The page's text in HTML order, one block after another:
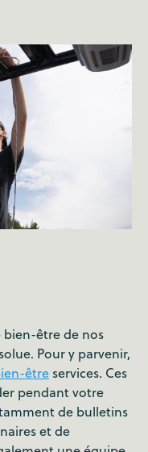
bien-être de nos
Pour y parvenir,
être services. Ces
pendant votre
de bulletins
et de